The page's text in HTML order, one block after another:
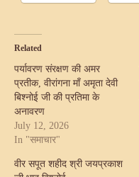
Related
पर्यावरण संरक्षण की अमर
प्रतीक, वीरांगना माँ अमृता देवी
बिश्नोई जी की प्रतिमा के
अनावरण
July 12, 2026
In "समाचार"
वीर सपूत शहीद श्री जयप्रकाश